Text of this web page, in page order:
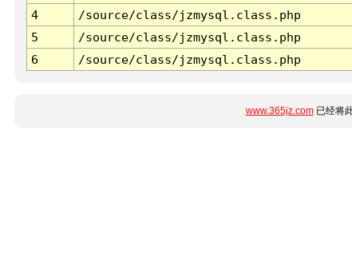
4
/source/class/jzmysql.class.php
5
/source/class/jzmysql.class.php
6
/source/class/jzmysql.class.php
www.365jz.com已经将